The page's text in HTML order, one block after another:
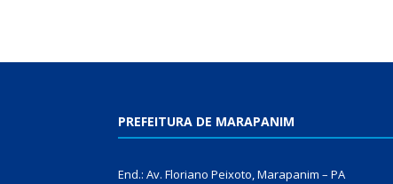
PREFEITURA DE MARAPANIM
End.: Av. Floriano Peixoto, Marapanim – PA